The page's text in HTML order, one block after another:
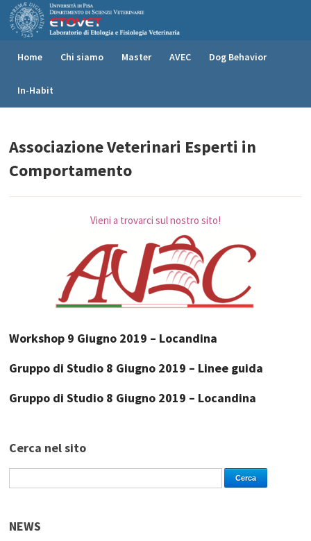
Home Chi siamo Master AVEC Dog Behavior
In-Habit
Associazione Veterinari Esperti in
Comportamento
Vieni a trovarci sul nostro sito!
Workshop 9 Giugno 2019 – Locandina
Gruppo di Studio 8 Giugno 2019 – Linee guida
Gruppo di Studio 8 Giugno 2019 – Locandina
Cerca nel sito
NEWS